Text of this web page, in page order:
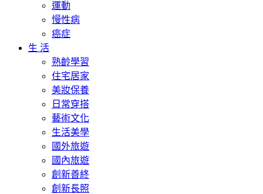
運動
慢性病
癌症
生 活
熟齡學習
住宅居家
美妝保養
日常穿搭
藝術文化
生活美學
國外旅遊
國內旅遊
創新善終
創新長照